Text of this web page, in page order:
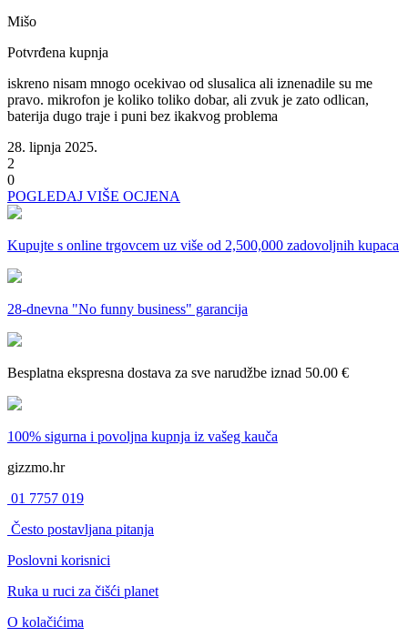
Mišo
Potvrđena kupnja
iskreno nisam mnogo ocekivao od slusalica ali iznenadile su me
pravo. mikrofon je koliko toliko dobar, ali zvuk je zato odlican,
baterija dugo traje i puni bez ikakvog problema
28. lipnja 2025.
2
0
POGLEDAJ VIŠE OCJENA
Kupujte s online trgovcem uz više od 2,500,000 zadovoljnih kupaca
28-dnevna "No funny business" garancija
Besplatna ekspresna dostava za sve narudžbe iznad 50.00 €
100% sigurna i povoljna kupnja iz vašeg kauča
gizzmo.hr
01 7757 019
Često postavljana pitanja
Poslovni korisnici
Ruka u ruci za čišći planet
O kolačićima